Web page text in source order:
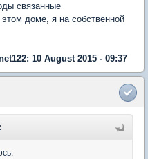
связанные
доме, я на собственной
10 August 2015 - 09:37